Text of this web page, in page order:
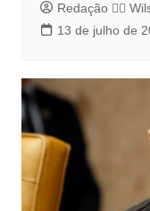
Redação 👨‍⚖️​
13 de julho de